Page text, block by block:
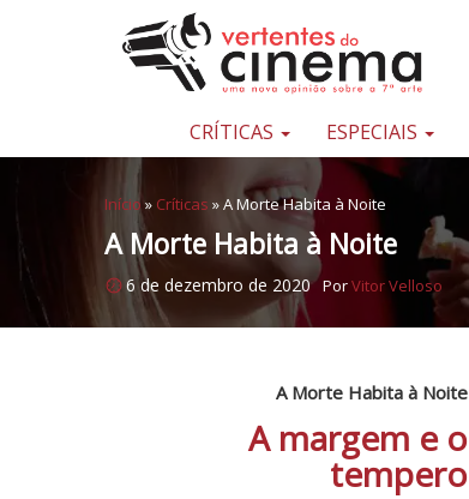
Pular para o conteúdo
Uma
sobre
sétima
arte
CRÍTICAS ESPECIAIS
Início » Críticas »A Morte Habita à Noite
A Morte Habita à Noite
6 de dezembro de 2020 PorVitor Velloso
A Morte Habita à Noite
A margem e o
tempero